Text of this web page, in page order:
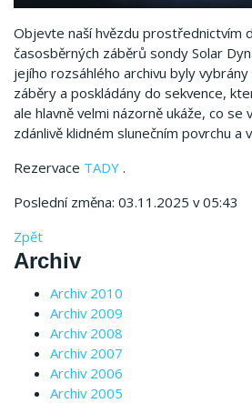
Objevte naší hvězdu prostřednictvím
časosběrných záběrů sondy Solar
jejího rozsáhlého archivu byly
záběry a poskládány do sekvence,
ale hlavně velmi názorně ukáže, co se
zdánlivě klidném slunečním povrchu a
Rezervace TADY .
Poslední změna: 03.11.2025 v 05:43
Zpět
Archiv
Archiv 2010
Archiv 2009
Archiv 2008
Archiv 2007
Archiv 2006
Archiv 2005